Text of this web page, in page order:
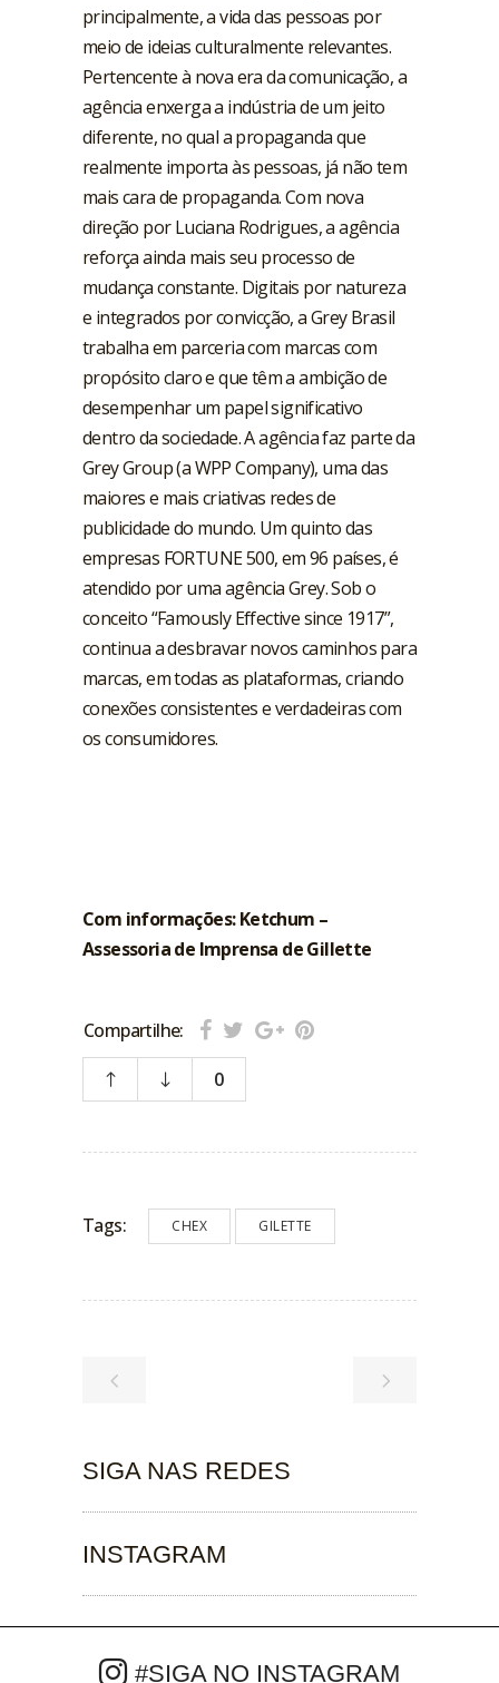
principalmente, a vida das pessoas por
meio de ideias culturalmente relevantes.
Pertencente à nova era da comunicação, a
agência enxerga a indústria de um jeito
diferente, no qual a propaganda que
realmente importa às pessoas, já não tem
mais cara de propaganda. Com nova
direção por Luciana Rodrigues, a agência
reforça ainda mais seu processo de
mudança constante. Digitais por natureza
e integrados por convicção, a Grey Brasil
trabalha em parceria com marcas com
propósito claro e que têm a ambição de
desempenhar um papel significativo
dentro da sociedade. A agência faz parte da
Grey Group (a WPP Company), uma das
maiores e mais criativas redes de
publicidade do mundo. Um quinto das
empresas FORTUNE 500, em 96 países, é
atendido por uma agência Grey. Sob o
conceito “Famously Effective since 1917”,
continua a desbravar novos caminhos para
marcas, em todas as plataformas, criando
conexões consistentes e verdadeiras com
os consumidores.
Com informações: Ketchum –
Assessoria de Imprensa de Gillette
Compartilhe:
0
Tags: CHEX GILETTE
SIGA NAS REDES
INSTAGRAM
#SIGA NO INSTAGRAM